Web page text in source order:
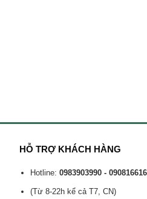
HỖ TRỢ KHÁCH HÀNG
Hotline: 0983903990 -
(Từ 8-22h kể cả T7, CN)